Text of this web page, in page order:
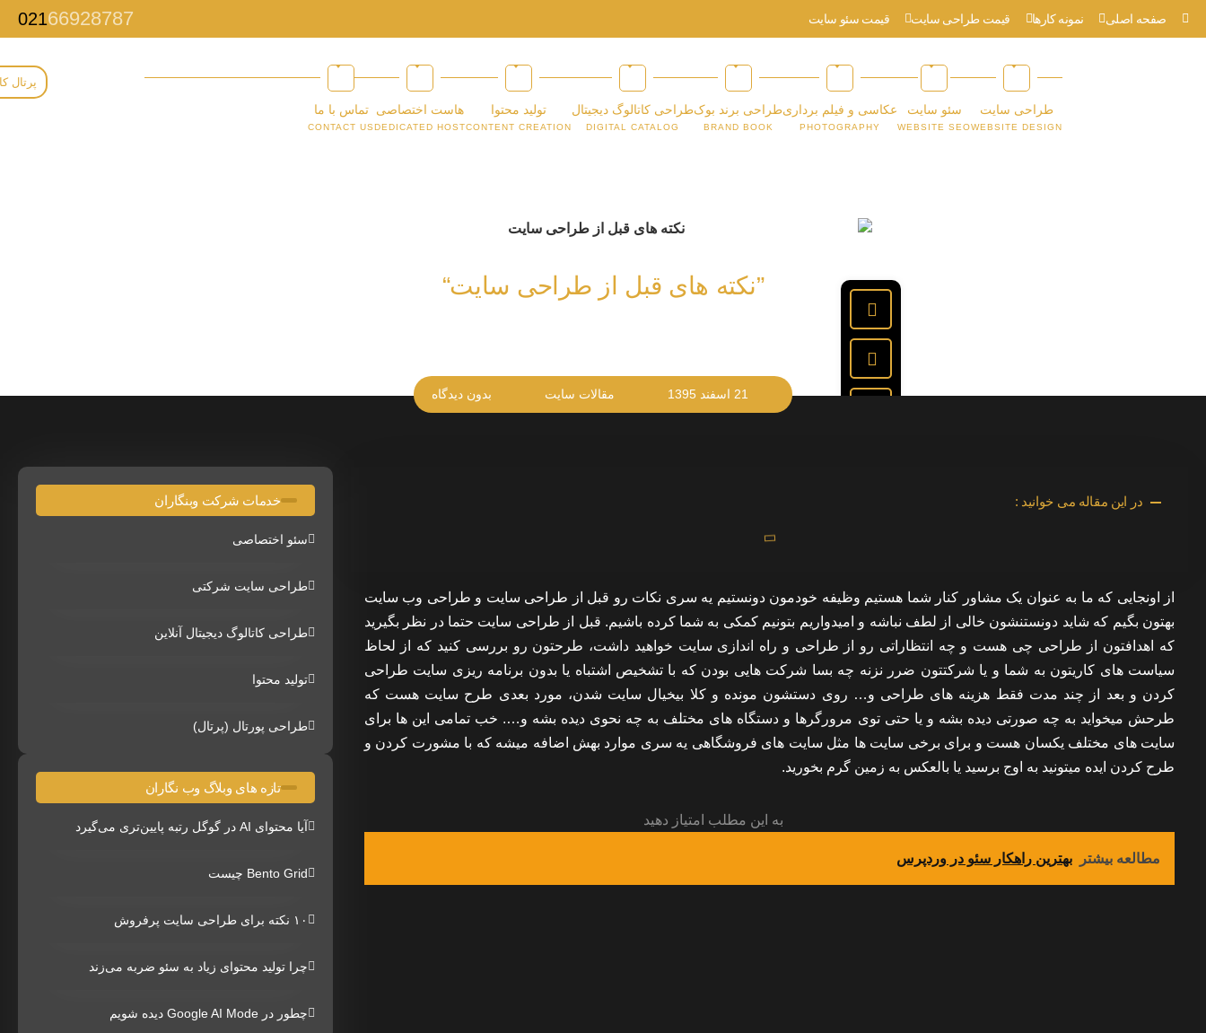
صفحه اصلی نمونه کارها قیمت طراحی سایت قیمت سئو سایت 02166928787
طراحی سایت
WEBSITE DESIGN
سئو سایت
WEBSITE SEO
عکاسی و فیلم برداری
PHOTOGRAPHY
طراحی برند بوک
BRAND BOOK
طراحی کاتالوگ دیجیتال
DIGITAL CATALOG
تولید محتوا
CONTENT CREATION
هاست اختصاصی
DEDICATED HOST
تماس با ما
CONTACT US
پرتال
”نکته های قبل از طراحی سایت“
21 اسفند 1395 مقالات سایت بدون دیدگاه
در این مقاله می خوانید :
از اونجایی که ما به عنوان یک مشاور کنار شما هستیم وظیفه خودمون دونستیم یه سری نکات رو قبل از طراحی سایت و طراحی وب سایت
بهتون بگیم که شاید دونستنشون خالی از لطف نباشه و امیدواریم بتونیم کمکی به شما کرده باشیم. قبل از طراحی سایت حتما در نظر بگیرید
که اهدافتون از طراحی چی هست و چه انتظاراتی رو از طراحی و راه اندازی سایت خواهید داشت، طرحتون رو بررسی کنید که از لحاظ
سیاست های کاریتون به شما و یا شرکتتون ضرر نزنه چه بسا شرکت هایی بودن که با تشخیص اشتباه یا بدون برنامه ریزی سایت طراحی
کردن و بعد از چند مدت فقط هزینه های طراحی و… روی دستشون مونده و کلا بیخیال سایت شدن، مورد بعدی طرح سایت هست که
طرحش میخواید به چه صورتی دیده بشه و یا حتی توی مرورگرها و دستگاه های مختلف به چه نحوی دیده بشه و…. خب تمامی این ها برای
سایت های مختلف یکسان هست و برای برخی سایت ها مثل سایت های فروشگاهی یه سری موارد بهش اضافه میشه که با مشورت کردن و
طرح کردن ایده میتونید به اوج برسید یا بالعکس به زمین گرم بخورید.
به این مطلب امتیاز دهید
مطالعه بیشتر بهترین راهکار سئو در وردپرس
خدمات شرکت وبنگاران
سئو اختصاصی
طراحی سایت شرکتی
طراحی کاتالوگ دیجیتال آنلاین
تولید محتوا
طراحی پورتال (پرتال)
تازه های وبلاگ وب نگاران
آیا محتوای AI در گوگل رتبه پایین‌تری می‌گیرد
Bento Grid چیست
۱۰ نکته برای طراحی سایت پرفروش
چرا تولید محتوای زیاد به سئو ضربه می‌زند
چطور در Google AI Mode دیده شویم